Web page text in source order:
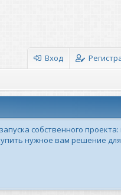
Вход
собственного
нужное вам решение для